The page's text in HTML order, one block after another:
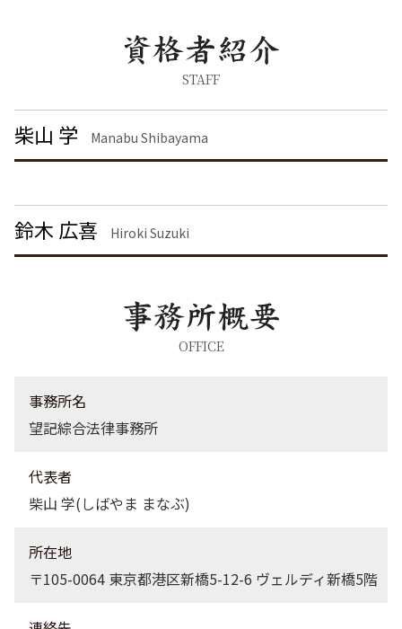
離婚 慰謝料 相場
離婚 モラハラ 慰謝料相場
離婚 慰謝料 養育費
養育費 決め方
暴行罪 慰謝料
暴行罪 構成要件
器物破損 慰謝料
脅迫罪 懲役
刑事事件 日本
離婚 港区 弁護士
労働問題 埼玉県 弁護士
債権回収 茨城県 弁護士
離婚 栃木県 弁護士
労働問題 渋谷区 弁護士
労働問題 品川区 弁護士
企業法務 大田区 弁護士
刑事事件 千葉県 弁護士
離婚 埼玉県 弁護士
離婚 茨城県 弁護士
企業法務 栃木県 弁護士
STAFF
柴山 学 Manabu Shibayama
鈴木 広喜 Hiroki Suzuki
OFFICE
事務所名
望記綜合法律事務所
代表者
柴山 学(しばやま まなぶ)
所在地
〒105-0064 東京都港区新橋5-12-6 ヴェルディ新橋5階